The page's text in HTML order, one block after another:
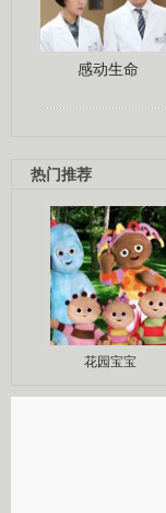
感动生命
热门推荐
花园宝宝